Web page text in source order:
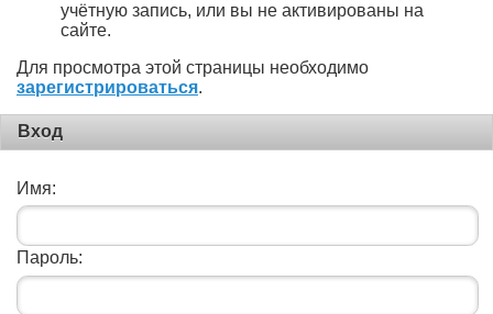
учётную запись, или вы не активированы на
сайте.
Для просмотра этой страницы необходимо
зарегистрироваться.
Вход
Имя:
Пароль: